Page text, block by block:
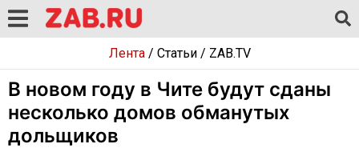
Лента/ Статьи/ ZAB.TV
В новом году в Чите будут сданы
несколько домов обманутых
дольщиков